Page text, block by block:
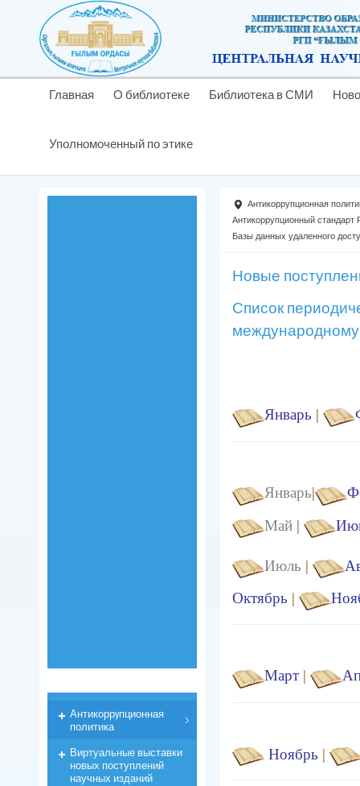
Главная О библиотеке Библиотека в СМИ
Уполномоченный по этике
Антикоррyпционная
Антикоррупционный
Базы данных удаленного
Новые
Список
Январь |
Январь|
Май|
Июль |
Октябрь |
Март|
Ноябрь |
Антикоррyпционная
политика
Виртуальные выставки
новых поступлений
научных изданий